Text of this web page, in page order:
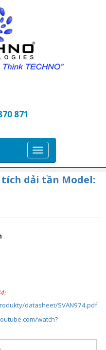
871
T
o
g
o
dải tần Model:
datasheet/SVAN974.pdf
watch?